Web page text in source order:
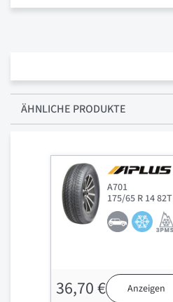
ÄHNLICHE PRODUKTE
A701
175/65 R 14 82T
36,70 € Anzeigen